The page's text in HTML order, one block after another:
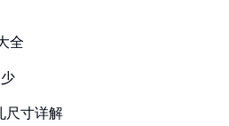
全
尺寸详解